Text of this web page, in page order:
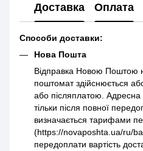
Доставка Оплата
Способи доставки:
Нова Пошта
Відправка Новою Поштою
поштомат здійснюється
або післяплатою. Адресна
тільки після повної
визначається тарифами
(https://novaposhta.ua/ru/
передоплати вартість